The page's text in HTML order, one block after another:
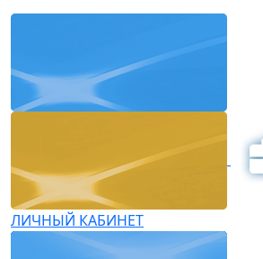
ЛИЧНЫЙ КАБИНЕТ